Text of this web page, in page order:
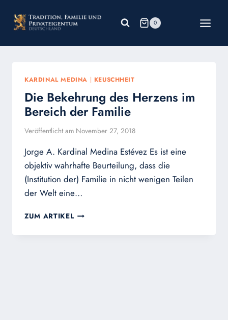
Inhalt
springen
0
KARDINAL MEDINA | KEUSCHHEIT
Die Bekehrung des Herzens im
Bereich der Familie
Veröffentlicht am November 27, 2018
Jorge A. Kardinal Medina Estévez Es ist eine
objektiv wahrhafte Beurteilung, dass die
(Institution der) Familie in nicht wenigen Teilen
der Welt eine…
ZUM ARTIKEL DIE
DES